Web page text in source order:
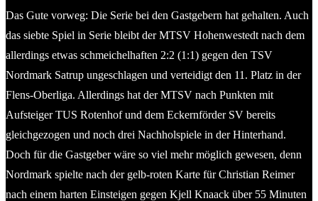
Das Gute vorweg: Die Serie bei den Gastgebern hat gehalten. Auch
das siebte Spiel in Serie bleibt der MTSV Hohenwestedt nach dem
allerdings etwas schmeichelhaften 2:2 (1:1) gegen den TSV
Nordmark Satrup ungeschlagen und verteidigt den 11. Platz in der
Flens-Oberliga. Allerdings hat der MTSV nach Punkten mit
Aufsteiger TUS Rotenhof und dem Eckernförder SV bereits
gleichgezogen und noch drei Nachholspiele in der Hinterhand.
Doch für die Gastgeber wäre so viel mehr möglich gewesen, denn
Nordmark spielte nach der gelb-roten Karte für Christian Reimer
nach einem harten Einsteigen gegen Kjell Knaack über 55 Minuten